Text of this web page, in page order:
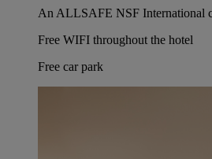
An ALLSAFE NSF International
Free WIFI throughout the hotel
Free car park